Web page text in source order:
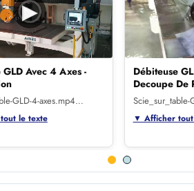
▶
Avec 4 Axes -
GLD-4-axes.mp4…
le texte
Débiteuse
Decoupe De
Scie_sur_table-
▼ Afficher